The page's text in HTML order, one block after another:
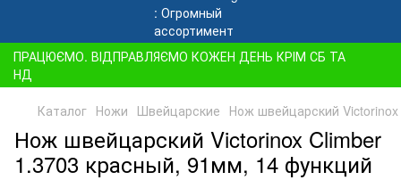
ПРАЦЮЄМО. ВІДПРАВЛЯЄМО КОЖЕН ДЕНЬ КРІМ СБ ТА
НД
Каталог Ножи Швейцарские Нож швейцарский
Нож швейцарский Victorinox Climber
1.3703 красный, 91мм, 14 функций